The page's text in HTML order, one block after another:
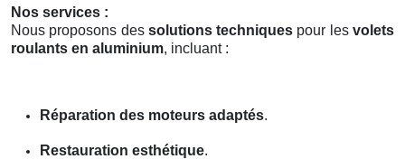
Nos services :
Nous proposons des solutions techniques pour lesvolets
roulants en aluminium, incluant :
Réparation des moteurs adaptés.
Restauration esthétique.